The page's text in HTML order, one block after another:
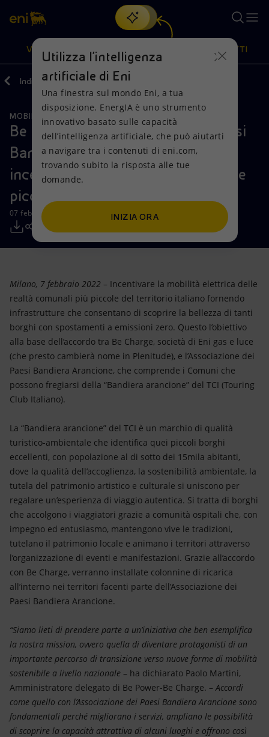
Cerca
scopri EnergIA, la nostra nuova soluzione di intelligenza
artificiale.
VISIONE
Visione
Mission e valori
Persone e Partnership
Net Zero
Modello satellitare
Innovazione
Scenari energetici
Azioni
Diversificazione energetica
Tecnologie per la transizione
Collaborazioni per l'innovazione
Attività nel mondo
PRODOTTI
Prodotti
Casa
Imprese
Mobilità
Indietro Media Comunicati Stampa
MOBILITÀ SOSTENIBILE
Be Charge e l’Associazione dei Paesi
Bandiera Arancione insieme per
incentivare la mobilità elettrica delle
piccole realtà a marchio TCI
07 febbraio 2022 - 11:05 CET
Milano, 7 febbraio 2022 – Incentivare la mobilità elettrica delle
realtà comunali più piccole del territorio italiano fornendo
infrastrutture che consentano di scoprire la bellezza di tanti
borghi con spostamenti a emissioni zero. Questo l’obiettivo
alla base dell’accordo tra Be Charge, società di Eni gas e luce
(che presto cambierà nome in Plenitude), e l’Associazione dei
Paesi Bandiera Arancione, che comprende i Comuni che
possono fregiarsi della “Bandiera arancione” del TCI (Touring
Club Italiano).
La “Bandiera arancione” del TCI è un marchio di qualità
turistico-ambientale che identifica quei piccoli borghi
eccellenti, con popolazione al di sotto dei 15mila abitanti,
dove la qualità dell’accoglienza, la sostenibilità ambientale, la
tutela del patrimonio artistico e culturale si uniscono per
regalare un’esperienza di viaggio autentica. Si tratta di borghi
che accolgono i viaggiatori grazie a comunità ospitali che, con
impegno ed entusiasmo, mantengono vive le tradizioni,
tutelano il patrimonio locale e animano i territori attraverso
l’organizzazione di eventi e manifestazioni. Grazie all’accordo
con Be Charge, verranno installate colonnine di ricarica
all’interno nei territori facenti parte dell’Associazione dei
Paesi Bandiera Arancione.
“Siamo lieti di prendere parte a un’iniziativa che ben esemplifica
la nostra mission, ovvero quella di diventare protagonisti di un
importante percorso di transizione verso nuove forme di mobilità
sostenibile a livello nazionale – ha dichiarato Paolo Martini,
Amministratore delegato di Be Power-Be Charge. –Accordi
come quello con l’Associazione dei Paesi Bandiera Arancione sono
fondamentali perché migliorano i servizi, ampliano le possibilità
di scoprire la capacità attrattiva di alcuni luoghi e offrono così
Utilizza l'intelligenza
artificiale di Eni
Una finestra sul mondo Eni, a tua
disposizione. EnergIA è uno strumento
innovativo basato sulle capacità
dell’intelligenza artificiale, che può aiutarti
a navigare tra i contenuti di eni.com,
trovando subito la risposta alle tue
domande.
INIZIA ORA